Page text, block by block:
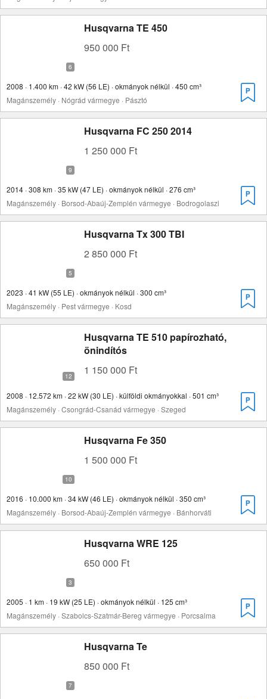
Husqvarna TE 450
950 000 Ft
2008 · 1.400 km · 42 kW (56 LE) · okmányok nélkül · 450 cm³
Magánszemély · Nógrád vármegye · Pásztó
Husqvarna FC 250 2014
1 250 000 Ft
2014 · 308 km · 35 kW (47 LE) · okmányok nélkül · 276 cm³
Magánszemély · Borsod-Abaúj-Zemplén vármegye · Bodrogolaszi
Husqvarna Tx 300 TBI
2 850 000 Ft
2023 · 41 kW (55 LE) · okmányok nélkül · 300 cm³
Magánszemély · Pest vármegye · Kosd
Husqvarna TE 510 papírozható,
önindítós
1 150 000 Ft
2008 · 12.572 km · 22 kW (30 LE) · külföldi okmányokkal · 501 cm³
Magánszemély · Csongrád-Csanád vármegye · Szeged
Husqvarna Fe 350
1 500 000 Ft
2016 · 10.000 km · 34 kW (46 LE) · okmányok nélkül · 350 cm³
Magánszemély · Borsod-Abaúj-Zemplén vármegye · Bánhorváti
Husqvarna WRE 125
650 000 Ft
2005 · 1 km · 19 kW (25 LE) · okmányok nélkül · 125 cm³
Magánszemély · Szabolcs-Szatmár-Bereg vármegye · Porcsalma
Husqvarna Te
850 000 Ft